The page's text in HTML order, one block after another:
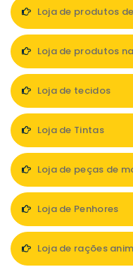
Loja de produtos
Loja de produtos
Loja de tecidos
Loja de Tintas
Loja de peças de
Loja de Penhores
Loja de rações